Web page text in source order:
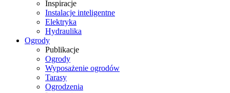
Inspiracje
Instalacje inteligentne
Elektryka
Hydraulika
Ogrody
Publikacje
Ogrody
Wyposażenie ogrodów
Tarasy
Ogrodzenia